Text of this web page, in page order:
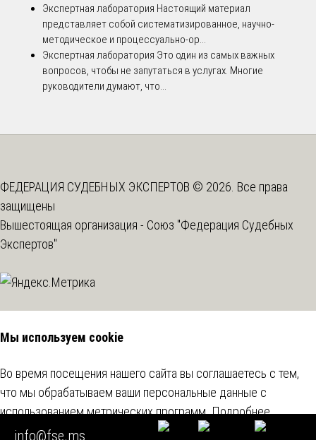
Экспертная лаборатория Настоящий материал
представляет собой систематизированное, научно-
методическое и процессуально-ор...
Экспертная лаборатория Это один из самых важных
вопросов, чтобы не запутаться в услугах. Многие
руководители думают, что...
ФЕДЕРАЦИЯ СУДЕБНЫХ ЭКСПЕРТОВ © 2026. Все права
защищены
Вышестоящая организация - Союз "Федерация Судебных
Экспертов"
info@fse.ms
Мы используем cookie
Во время посещения нашего сайта вы соглашаетесь с тем,
что мы обрабатываем ваши персональные данные с
использованием метрических программ.Подробнее